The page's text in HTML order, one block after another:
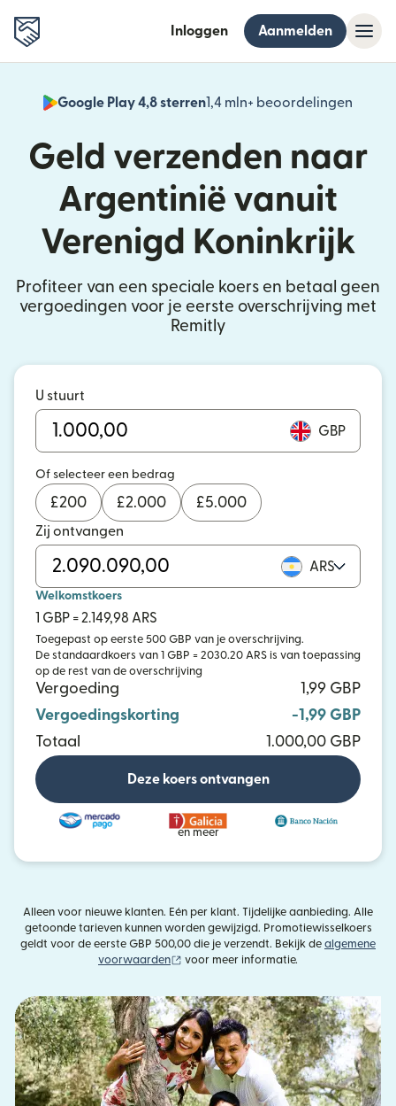
Inloggen Aanmelden
Google Play 4,8 sterren1,4 mln+ beoordelingen
Geld verzenden naar
Argentinië vanuit
Verenigd Koninkrijk
Profiteer van een speciale koers en betaal geen
vergoedingen voor je eerste overschrijving met
Remitly
U stuurt
GBP
Of selecteer een bedrag
£200 £2.000 £5.000
Zij ontvangen
ARS
Welkomstkoers
1 GBP = 2.149,98 ARS
Toegepast op eerste 500 GBP van je overschrijving.
De standaardkoers van 1 GBP = 2030.20 ARS is van toepassing
op de rest van de overschrijving
Vergoeding
1,99 GBP
Vergoedingskorting
-1,99 GBP
Totaal
1.000,00 GBP
Deze koers ontvangen
en meer
Alleen voor nieuwe klanten. Eén per klant. Tijdelijke aanbieding. Alle
getoonde tarieven kunnen worden gewijzigd. Promotiewisselkoers
geldt voor de eerste GBP 500,00 die je verzendt. Bekijk de algemene
voorwaarden
(wordt geopend in een nieuw venster)
voor meer informatie.